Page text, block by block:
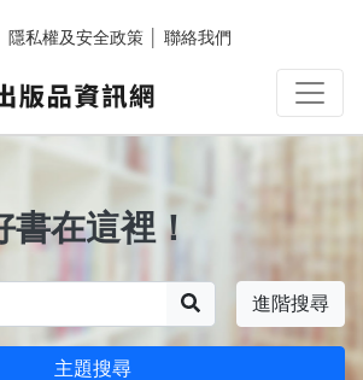
隱私權及安全政策 聯絡我們
在這裡！
進階搜尋
主題搜尋